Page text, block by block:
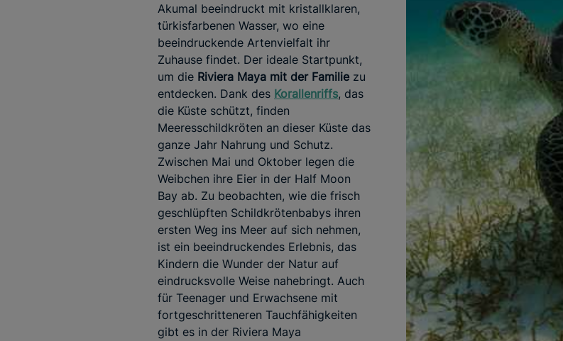
Akumal beeindruckt mit kristallklaren,
türkisfarbenen Wasser, wo eine
beeindruckende Artenvielfalt ihr
Zuhause findet. Der ideale Startpunkt,
um die Riviera Maya mit der Familie zu
entdecken. Dank des Korallenriffs, das
die Küste schützt, finden
Meeresschildkröten an dieser Küste das
ganze Jahr Nahrung und Schutz.
Zwischen Mai und Oktober legen die
Weibchen ihre Eier in der Half Moon
Bay ab. Zu beobachten, wie die frisch
geschlüpften Schildkrötenbabys ihren
ersten Weg ins Meer auf sich nehmen,
ist ein beeindruckendes Erlebnis, das
Kindern die Wunder der Natur auf
eindrucksvolle Weise nahebringt. Auch
für Teenager und Erwachsene mit
fortgeschritteneren Tauchfähigkeiten
gibt es in der Riviera Maya